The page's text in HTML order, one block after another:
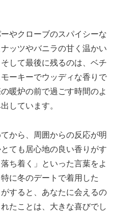
やクローブのスパイシーな
ッツやバニラの甘く温かい
して最後に残るのは、ベチ
ーキーでウッディな香りで
暖炉の前で過ごす時間のよ
しています。
から、周囲からの反応が明
ても居心地の良い香りがす
ち着く」といった言葉をよ
に冬のデートで着用した
すると、あなたに会えるの
たことは、大きな喜びでし